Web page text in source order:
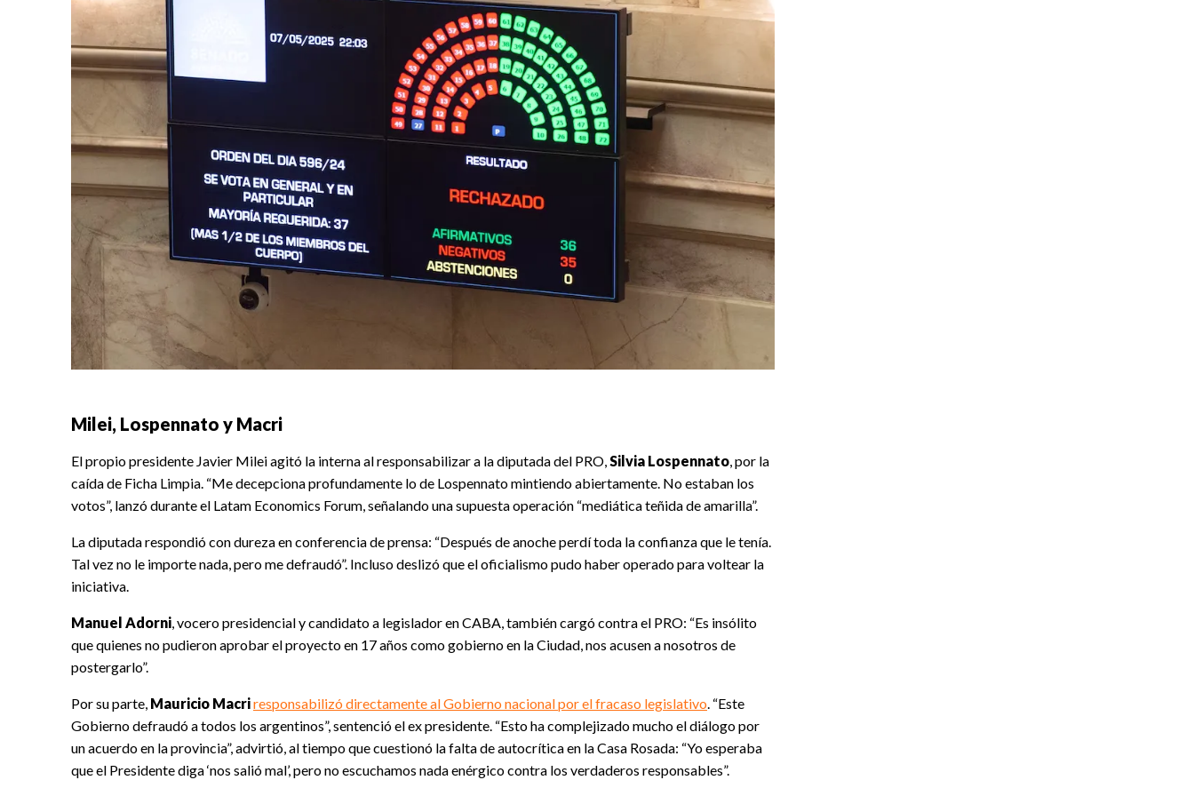
Milei, Lospennato y Macri
El propio presidente Javier Milei agitó la interna al responsabilizar a la diputada del PRO, Silvia Lospennato , por la
caída de Ficha Limpia. “Me decepciona profundamente lo de Lospennato mintiendo abiertamente. No estaban los
votos”, lanzó durante el Latam Economics Forum, señalando una supuesta operación “mediática teñida de amarilla”.
La diputada respondió con dureza en conferencia de prensa: “Después de anoche perdí toda la confianza que le tenía.
Tal vez no le importe nada, pero me defraudó”. Incluso deslizó que el oficialismo pudo haber operado para voltear la
iniciativa.
Manuel Adorni , vocero presidencial y candidato a legislador en CABA, también cargó contra el PRO: “Es insólito
que quienes no pudieron aprobar el proyecto en 17 años como gobierno en la Ciudad, nos acusen a nosotros de
postergarlo”.
Por su parte, Mauricio Macriresponsabilizó directamente al Gobierno nacional por el fracaso legislativo . “Este
Gobierno defraudó a todos los argentinos”, sentenció el ex presidente. “Esto ha complejizado mucho el diálogo por
un acuerdo en la provincia”, advirtió, al tiempo que cuestionó la falta de autocrítica en la Casa Rosada: “Yo esperaba
que el Presidente diga ‘nos salió mal’, pero no escuchamos nada enérgico contra los verdaderos responsables”.